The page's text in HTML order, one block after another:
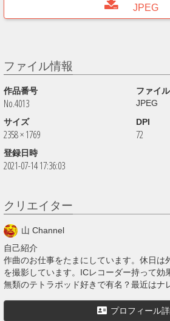
JPEG
ファイル情報
作品番号
No.4013
ファイ
JPEG
サイズ
2358 × 1769
DPI
72
登録日時
2021-07-14 17:36:03
クリエイター
山 Channel
自己紹介
作曲のお仕事をたまにしています。休日は
を撮影しています。ICレコーダー持って効
無類のテトラポッド好きで有名？最近はナ
プロフィール